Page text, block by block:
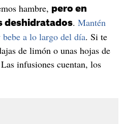
hambre, pero en
deshidratados. Mantén
a lo largo del día. Si te
de limón o unas hojas de
infusiones cuentan, los